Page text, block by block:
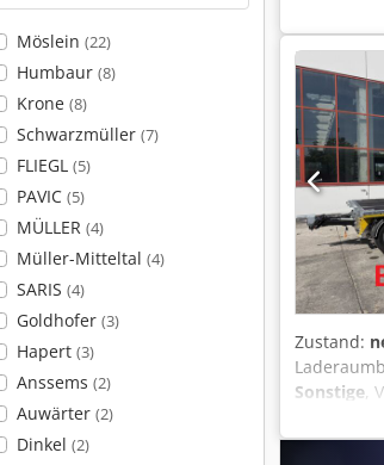
Möslein (22)
Humbaur (8)
Krone (8)
Schwarzmüller (7)
FLIEGL (5)
PAVIC (5)
MÜLLER (4)
Müller-Mitteltal (4)
SARIS (4)
Goldhofer (3)
Hapert (3)
Anssems (2)
Auwärter (2)
Dinkel (2)
890 mm,
klappbar
und
hinten, ,
Rampen
und
Zustand:
Sonstige,